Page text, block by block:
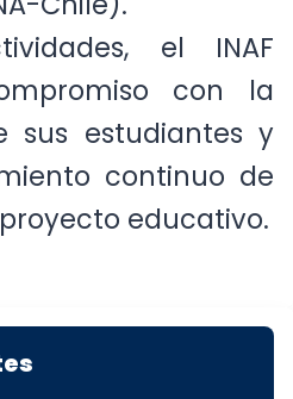
Chile).
el INAF
con la
sus estudiantes y
continuo de
educativo.